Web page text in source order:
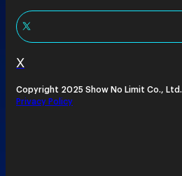
X
Copyright 2025 Show No Limit Co., Ltd.
Privacy Policy